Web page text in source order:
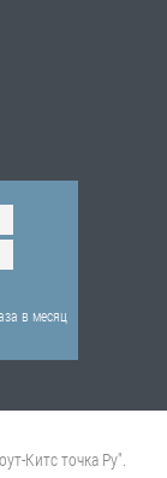
в месяц
Китс точка Ру".